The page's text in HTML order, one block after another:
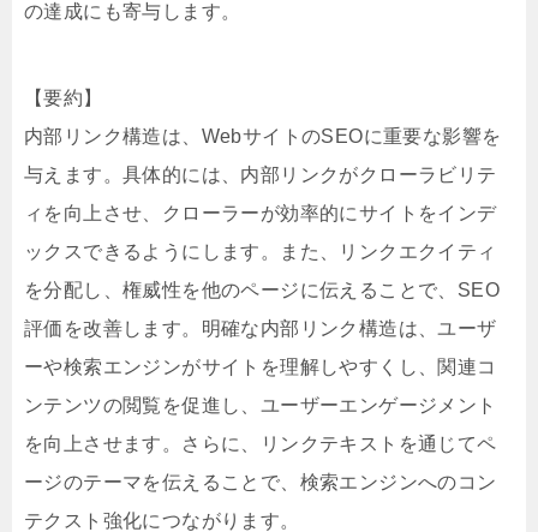
の達成にも寄与します。
【要約】
内部リンク構造は、WebサイトのSEOに重要な影響を
与えます。具体的には、内部リンクがクローラビリテ
ィを向上させ、クローラーが効率的にサイトをインデ
ックスできるようにします。また、リンクエクイティ
を分配し、権威性を他のページに伝えることで、SEO
評価を改善します。明確な内部リンク構造は、ユーザ
ーや検索エンジンがサイトを理解しやすくし、関連コ
ンテンツの閲覧を促進し、ユーザーエンゲージメント
を向上させます。さらに、リンクテキストを通じてペ
ージのテーマを伝えることで、検索エンジンへのコン
テクスト強化につながります。